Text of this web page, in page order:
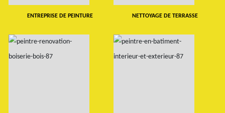
ENTREPRISE DE PEINTURE NETTOYAGE DE TERRASSE